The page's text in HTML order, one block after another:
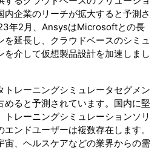
内企業のリーチが拡大すると予測さ
年2月、AnsysはMicrosoftとの長
延長し、クラウドベースのシミュ
を介して仮想製品設計を加速しまし
トレーニングシミュレータセグメン
めると予測されています。国内に堅
レーニングシミュレーションソリ
ンドユーザーは複数存在します。
宙、ヘルスケアなどの業界からの需